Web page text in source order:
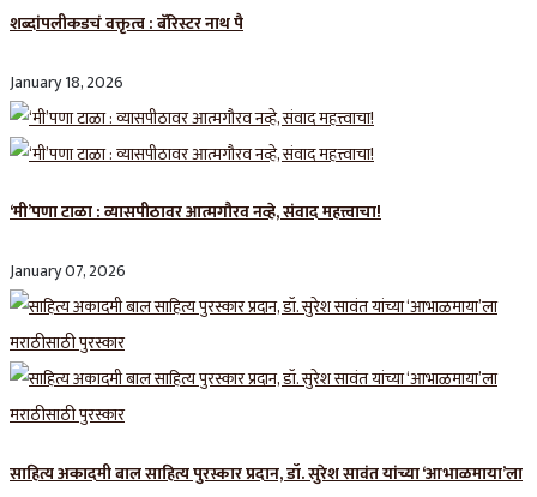
शब्दांपलीकडचं वक्तृत्व : बॅरिस्टर नाथ पै
January 18, 2026
‘मी’पणा टाळा : व्यासपीठावर आत्मगौरव नव्हे, संवाद महत्त्वाचा!
January 07, 2026
साहित्य अकादमी बाल साहित्य पुरस्कार प्रदान, डॉ. सुरेश सावंत यांच्या ‘आभाळमाया’ला